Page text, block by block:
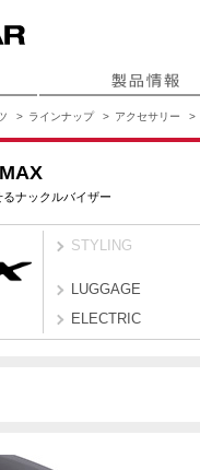
ラインナップ アクセサリー
ナックルバイザー
STYLING
LUGGAGE
ELECTRIC